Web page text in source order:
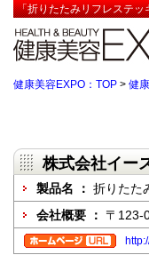
「折りたたみリフレステ
健康美容EXPO：TOP > 健
株式会社イー
製品名 ： 折りたた
会社概要 ： 〒123-